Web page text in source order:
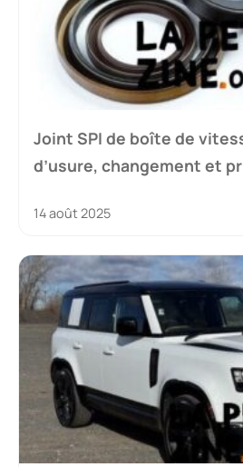
Joint SPI de boîte de
d’usure, changement et
14 août 2025